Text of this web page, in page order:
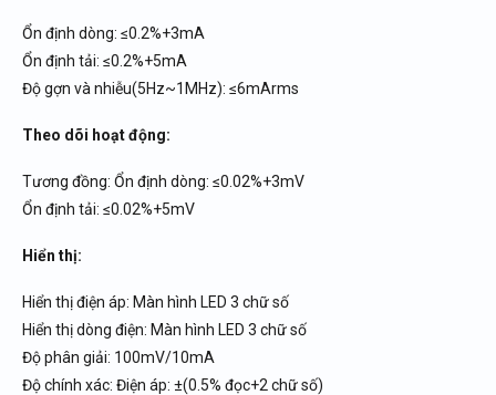
Ổn định dòng: ≤0.2%+3mA
Ổn định tải: ≤0.2%+5mA
Độ gợn và nhiễu(5Hz~1MHz): ≤6mArms
Theo dõi hoạt động:
Tương đồng: Ổn định dòng: ≤0.02%+3mV
Ổn định tải: ≤0.02%+5mV
Hiển thị:
Hiển thị điện áp: Màn hình LED 3 chữ số
Hiển thị dòng điện: Màn hình LED 3 chữ số
Độ phân giải: 100mV/10mA
Độ chính xác: Điện áp: ±(0.5% đọc+2 chữ số)